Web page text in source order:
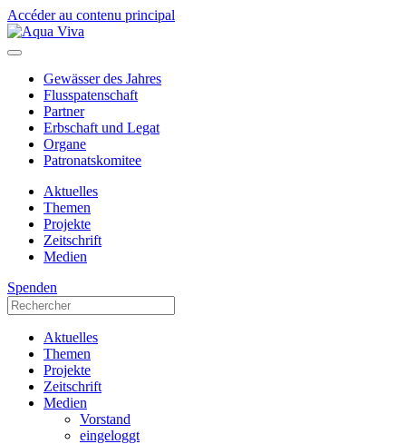
Accéder au contenu principal
Gewässer des Jahres
Flusspatenschaft
Partner
Erbschaft und Legat
Organe
Patronatskomitee
Aktuelles
Themen
Projekte
Zeitschrift
Medien
Spenden
Aktuelles
Themen
Projekte
Zeitschrift
Medien
Vorstand
eingeloggt